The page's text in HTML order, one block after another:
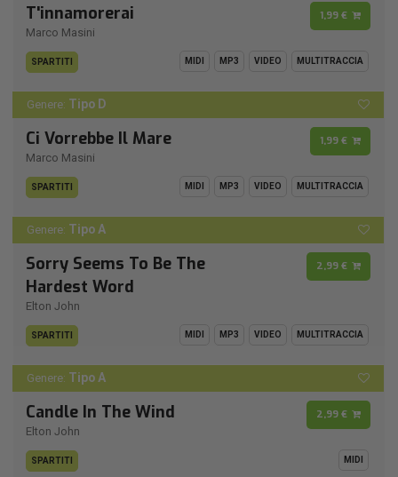
T'innamorerai
Marco Masini
1,99 €
SPARTITI MIDI MP3 VIDEO MULTITRACCIA
Genere: Tipo D
Ci Vorrebbe Il Mare
Marco Masini
1,99 €
SPARTITI MIDI MP3 VIDEO MULTITRACCIA
Genere: Tipo A
Sorry Seems To Be The
Hardest Word
Elton John
2,99 €
SPARTITI MIDI MP3 VIDEO MULTITRACCIA
Genere: Tipo A
Candle In The Wind
Elton John
2,99 €
SPARTITI MIDI